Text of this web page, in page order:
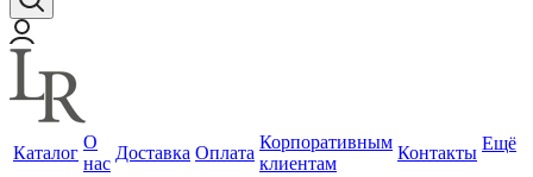
Каталог
О
нас
Доставка Оплата
Корпоративным
клиентам
Контакты Ещё